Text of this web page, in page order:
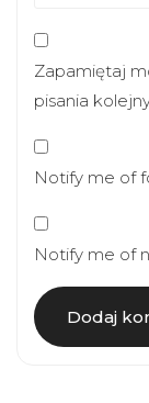
Zapamiętaj
pisania
Notify me of
Notify me of